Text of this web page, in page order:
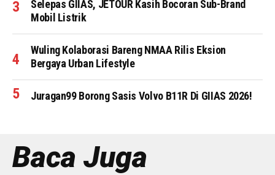
Selepas GIIAS, JETOUR Kasih Bocoran Sub-Brand
Mobil Listrik
Wuling Kolaborasi Bareng NMAA Rilis Eksion
Bergaya Urban Lifestyle
Juragan99 Borong Sasis Volvo B11R Di GIIAS 2026!
Baca Juga